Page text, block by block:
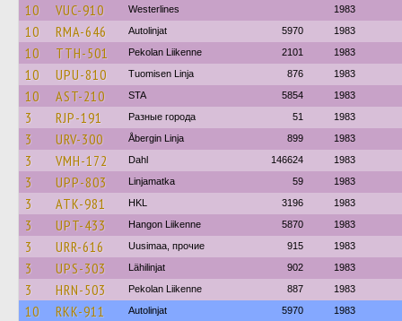
10 VUC-910 Westerlines 1983
10 RMA-646 Autolinjat 5970 1983
10 TTH-501 Pekolan Liikenne 2101 1983
10 UPU-810 Tuomisen Linja 876 1983
10 AST-210 STA 5854 1983
3 RJP-191 Разные города 51 1983
3 URV-300 Åbergin Linja 899 1983
3 VMH-172 Dahl 146624 1983
3 UPP-803 Linjamatka 59 1983
3 ATK-981 HKL 3196 1983
3 UPT-433 Hangon Liikenne 5870 1983
3 URR-616 Uusimaa, прочие 915 1983
3 UPS-303 Lähilinjat 902 1983
3 HRN-503 Pekolan Liikenne 887 1983
10 RKK-911 Autolinjat 5970 1983